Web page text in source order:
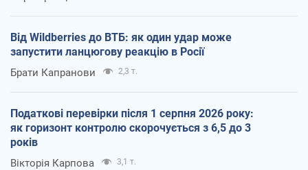
Від Wildberries до ВТБ: як один удар може
запустити ланцюгову реакцію в Росії
Брати Капранови 2,3 т.
Податкові перевірки після 1 серпня 2026 року:
як горизонт контролю скорочується з 6,5 до 3
років
Вікторія Карпова 3,1 т.